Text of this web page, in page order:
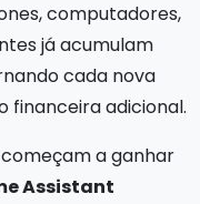
computadores,
já acumulam
cada nova
financeira adicional.
a ganhar
Assistant